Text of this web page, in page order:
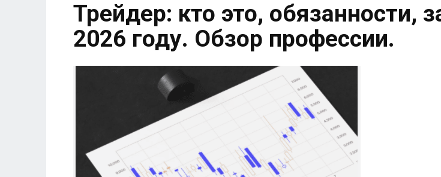
Трейдер: кто это, обязанности,
2026 году. Обзор профессии.